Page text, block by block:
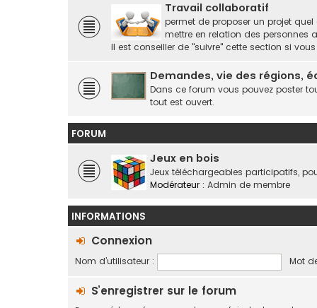
Travail collaboratif
permet de proposer un projet
mettre en relation des personnes
Il est conseiller de "suivre" cette section si
Demandes, vie des régions,
Dans ce forum vous pouvez poster
tout est ouvert.
FORUM
Jeux en bois
Jeux téléchargeables participatifs,
Modérateur : Admin de membre
INFORMATIONS
Connexion
Nom d’utilisateur : Mot
S’enregistrer sur le forum